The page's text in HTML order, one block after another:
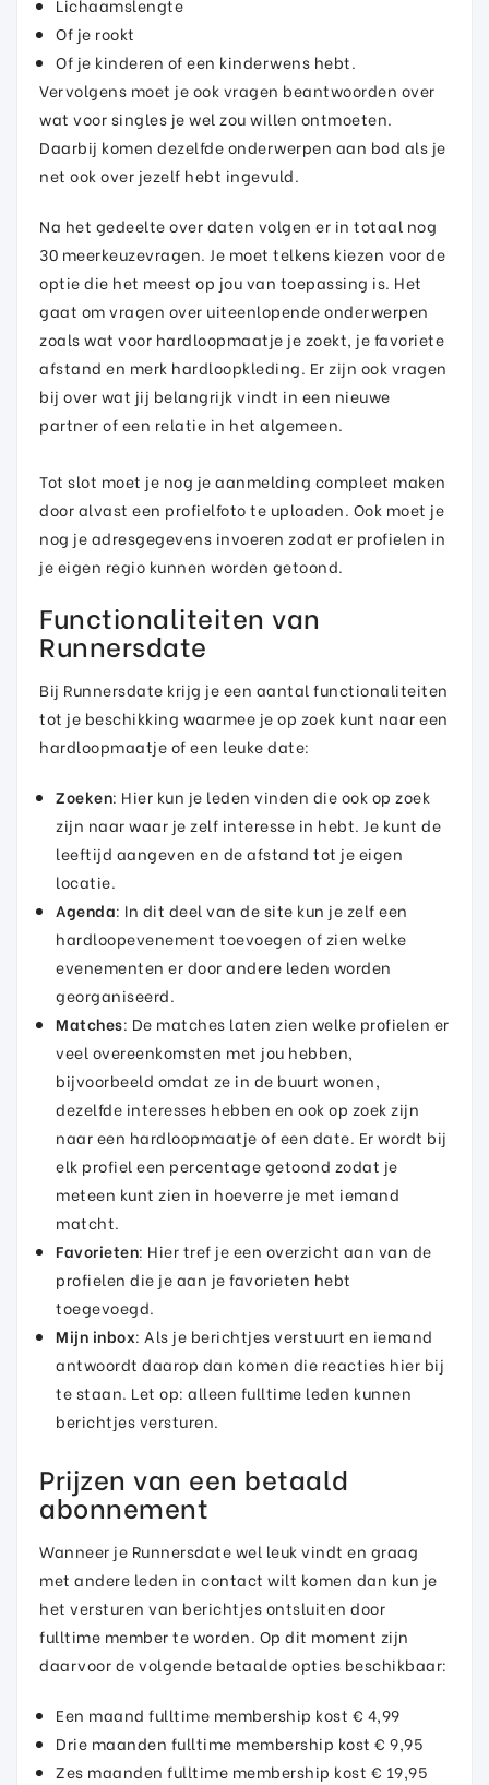
Lichaamslengte
Of je rookt
Of je kinderen of een kinderwens hebt.
Vervolgens moet je ook vragen beantwoorden over
wat voor singles je wel zou willen ontmoeten.
Daarbij komen dezelfde onderwerpen aan bod als je
net ook over jezelf hebt ingevuld.
Na het gedeelte over daten volgen er in totaal nog
30 meerkeuzevragen. Je moet telkens kiezen voor de
optie die het meest op jou van toepassing is. Het
gaat om vragen over uiteenlopende onderwerpen
zoals wat voor hardloopmaatje je zoekt, je favoriete
afstand en merk hardloopkleding. Er zijn ook vragen
bij over wat jij belangrijk vindt in een nieuwe
partner of een relatie in het algemeen.
Tot slot moet je nog je aanmelding compleet maken
door alvast een profielfoto te uploaden. Ook moet je
nog je adresgegevens invoeren zodat er profielen in
je eigen regio kunnen worden getoond.
Functionaliteiten van
Runnersdate
Bij Runnersdate krijg je een aantal functionaliteiten
tot je beschikking waarmee je op zoek kunt naar een
hardloopmaatje of een leuke date:
Zoeken: Hier kun je leden vinden die ook op zoek
zijn naar waar je zelf interesse in hebt. Je kunt de
leeftijd aangeven en de afstand tot je eigen
locatie.
Agenda: In dit deel van de site kun je zelf een
hardloopevenement toevoegen of zien welke
evenementen er door andere leden worden
georganiseerd.
Matches: De matches laten zien welke profielen er
veel overeenkomsten met jou hebben,
bijvoorbeeld omdat ze in de buurt wonen,
dezelfde interesses hebben en ook op zoek zijn
naar een hardloopmaatje of een date. Er wordt bij
elk profiel een percentage getoond zodat je
meteen kunt zien in hoeverre je met iemand
matcht.
Favorieten: Hier tref je een overzicht aan van de
profielen die je aan je favorieten hebt
toegevoegd.
Mijn inbox: Als je berichtjes verstuurt en iemand
antwoordt daarop dan komen die reacties hier bij
te staan. Let op: alleen fulltime leden kunnen
berichtjes versturen.
Prijzen van een betaald
abonnement
Wanneer je Runnersdate wel leuk vindt en graag
met andere leden in contact wilt komen dan kun je
het versturen van berichtjes ontsluiten door
fulltime member te worden. Op dit moment zijn
daarvoor de volgende betaalde opties beschikbaar:
Een maand fulltime membership kost € 4,99
Drie maanden fulltime membership kost € 9,95
Zes maanden fulltime membership kost € 19,95